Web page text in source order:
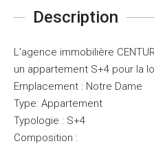
Description
L’agence immobilière
un appartement S+4 pour la
Emplacement : Notre Dame
Type: Appartement
Typologie : S+4
Composition :